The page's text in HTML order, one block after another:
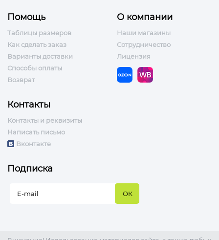
Помощь
Таблицы размеров
Как сделать заказ
Варианты доставки
Способы оплаты
Возврат
О компании
Наши магазины
Сотрудничество
Лицензия
Контакты
Контакты и реквизиты
Написать письмо
Вконтакте
Подписка